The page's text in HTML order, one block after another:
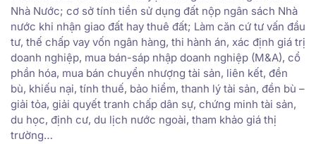
Nhà Nước; cơ sở tính tiền sử dụng đất nộp ngân sách Nhà
nước khi nhận giao đất hay thuê đất; Làm căn cứ tư vấn đầu
tư, thế chấp vay vốn ngân hàng, thi hành án, xác định giá trị
doanh nghiệp, mua bán-sáp nhập doanh nghiệp (M&A), cổ
phần hóa, mua bán chuyển nhượng tài sản, liên kết, đền
bù, khiếu nại, tính thuế, bảo hiểm, thanh lý tài sản, đền bù –
giải tỏa, giải quyết tranh chấp dân sự, chứng minh tài sản,
du học, định cư, du lịch nước ngoài, tham khảo giá thị
trường…